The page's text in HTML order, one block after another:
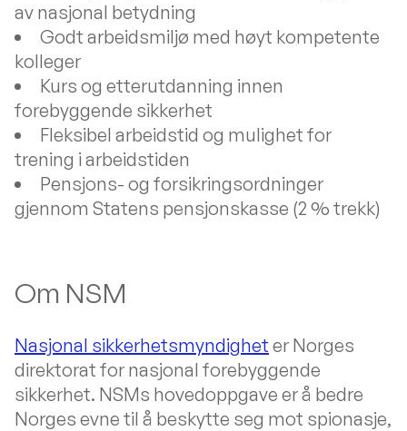
av nasjonal betydning
Godt arbeidsmiljø med høyt kompetente
kolleger
Kurs og etterutdanning innen
forebyggende sikkerhet
Fleksibel arbeidstid og mulighet for
trening i arbeidstiden
Pensjons- og forsikringsordninger
gjennom Statens pensjonskasse (2 % trekk)
Om NSM
Nasjonal sikkerhetsmyndighet er Norges
direktorat for nasjonal forebyggende
sikkerhet. NSMs hovedoppgave er å bedre
Norges evne til å beskytte seg mot spionasje,